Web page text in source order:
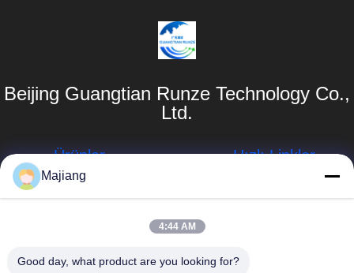
Beijing Guangtian Runze Technology Co.,
Ltd.
Ürünler
majiang@jinmatimes.com
86--
Hızlı Linkler
Majiang
4:44 AM
Good day, what product are you looking for?